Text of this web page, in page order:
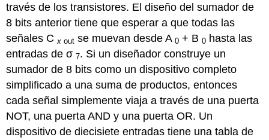
través de los transistores. El diseño del sumador de
8 bits anterior tiene que esperar a que todas las
señales C x out se muevan desde A0 + B0 hasta las
entradas de σ7. Si un diseñador construye un
sumador de 8 bits como un dispositivo completo
simplificado a una suma de productos, entonces
cada señal simplemente viaja a través de una puerta
NOT, una puerta AND y una puerta OR. Un
dispositivo de diecisiete entradas tiene una tabla de